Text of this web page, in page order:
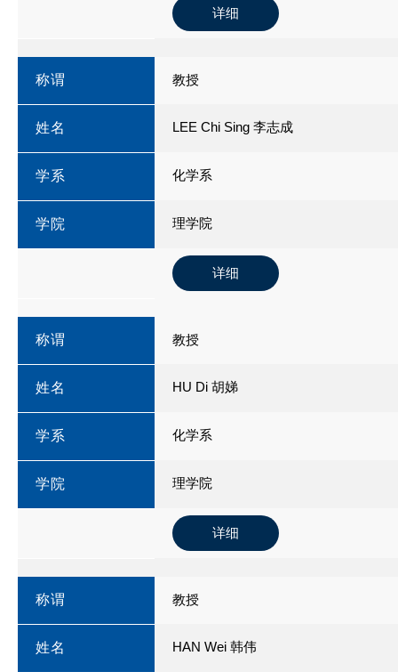
详细
称谓 教授
姓名 LEE Chi Sing 李志成
学系 化学系
学院 理学院
详细
称谓 教授
姓名 HU Di 胡娣
学系 化学系
学院 理学院
详细
称谓 教授
姓名 HAN Wei 韩伟